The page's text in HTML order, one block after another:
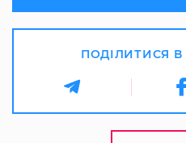
ПОДІЛИТИСЯ